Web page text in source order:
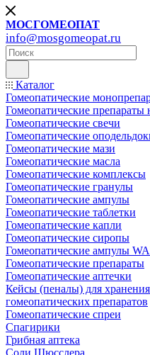
МОСГОМЕОПАТ
info@mosgomeopat.ru
Каталог
Гомеопатические
Гомеопатические
Гомеопатические свечи
Гомеопатические
Гомеопатические мази
Гомеопатические масла
Гомеопатические комплексы
Гомеопатические гранулы
Гомеопатические ампулы
Гомеопатические таблетки
Гомеопатические капли
Гомеопатические сиропы
Гомеопатические ампулы
Гомеопатические препараты
Гомеопатические аптечки
Кейсы (пеналы) для
гомеопатических препаратов
Гомеопатические спреи
Спагирики
Грибная аптека
Соли Шюсслера